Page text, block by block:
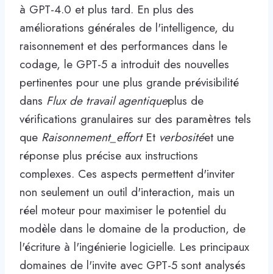
à GPT-4.0 et plus tard. En plus des
améliorations générales de l'intelligence, du
raisonnement et des performances dans le
codage, le GPT-5 a introduit des nouvelles
pertinentes pour une plus grande prévisibilité
dans Flux de travail agentiqueplus de
vérifications granulaires sur des paramètres tels
que Raisonnement_effortEt verbositéet une
réponse plus précise aux instructions
complexes. Ces aspects permettent d'inviter
non seulement un outil d'interaction, mais un
réel moteur pour maximiser le potentiel du
modèle dans le domaine de la production, de
l'écriture à l'ingénierie logicielle. Les principaux
domaines de l'invite avec GPT-5 sont analysés